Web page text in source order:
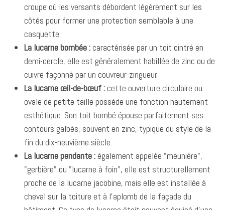
croupe où les versants débordent légèrement sur les
côtés pour former une protection semblable à une
casquette.
La lucarne bombée :caractérisée par un toit cintré en
demi-cercle, elle est généralement habillée de zinc ou de
cuivre façonné par un couvreur-zingueur.
La lucarne œil-de-bœuf :cette ouverture circulaire ou
ovale de petite taille possède une fonction hautement
esthétique. Son toit bombé épouse parfaitement ses
contours galbés, souvent en zinc, typique du style de la
fin du dix-neuvième siècle.
La lucarne pendante :également appelée "meunière",
"gerbière" ou "lucarne à foin", elle est structurellement
proche de la lucarne jacobine, mais elle est installée à
cheval sur la toiture et à l'aplomb de la façade du